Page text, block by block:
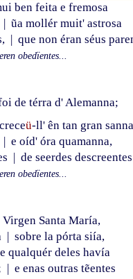
ben feita e fremosa
| ũa mollér muit' astrosa
| que non éran séus
obedïentes...
de térra d' Alemanna;
creceü-ll' ên tan gran sanna
| e oíd' óra quamanna,
| de seerdes
obedïentes...
Virgen Santa María,
| sobre la pórta siía,
e qualquér deles havía
| e enas outras tẽentes